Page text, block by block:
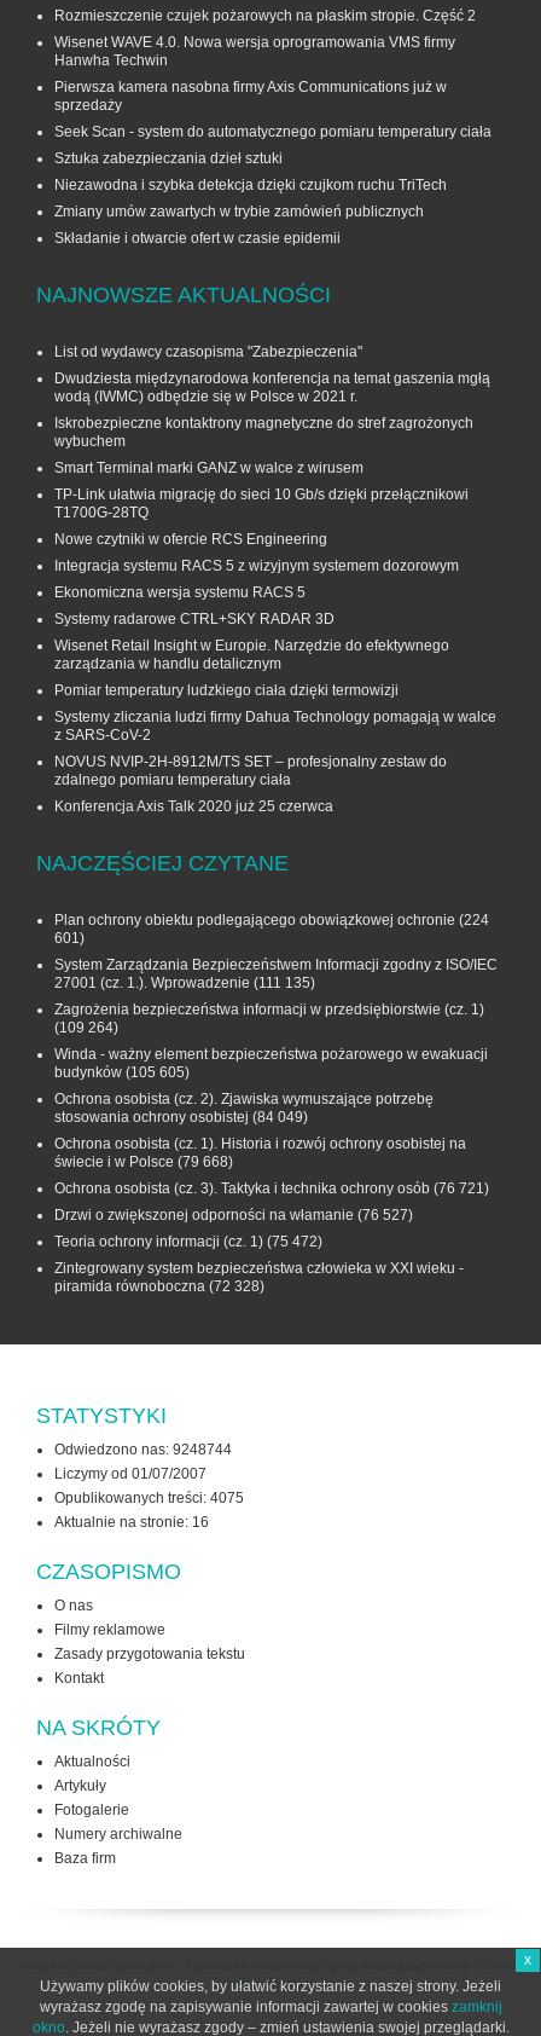
Rozmieszczenie czujek pożarowych na płaskim stropie. Część 2
Wisenet WAVE 4.0. Nowa wersja oprogramowania VMS firmy
Hanwha Techwin
Pierwsza kamera nasobna firmy Axis Communications już w
sprzedaży
Seek Scan - system do automatycznego pomiaru temperatury ciała
Sztuka zabezpieczania dzieł sztuki
Niezawodna i szybka detekcja dzięki czujkom ruchu TriTech
Zmiany umów zawartych w trybie zamówień publicznych
Składanie i otwarcie ofert w czasie epidemii
NAJNOWSZE AKTUALNOŚCI
List od wydawcy czasopisma "Zabezpieczenia"
Dwudziesta międzynarodowa konferencja na temat gaszenia mgłą
wodą (IWMC) odbędzie się w Polsce w 2021 r.
Iskrobezpieczne kontaktrony magnetyczne do stref zagrożonych
wybuchem
Smart Terminal marki GANZ w walce z wirusem
TP-Link ułatwia migrację do sieci 10 Gb/s dzięki przełącznikowi
T1700G‑28TQ
Nowe czytniki w ofercie RCS Engineering
Integracja systemu RACS 5 z wizyjnym systemem dozorowym
Ekonomiczna wersja systemu RACS 5
Systemy radarowe CTRL+SKY RADAR 3D
Wisenet Retail Insight w Europie. Narzędzie do efektywnego
zarządzania w handlu detalicznym
Pomiar temperatury ludzkiego ciała dzięki termowizji
Systemy zliczania ludzi firmy Dahua Technology pomagają w walce
z SARS-CoV-2
NOVUS NVIP-2H-8912M/TS SET – profesjonalny zestaw do
zdalnego pomiaru temperatury ciała
Konferencja Axis Talk 2020 już 25 czerwca
NAJCZĘŚCIEJ CZYTANE
Plan ochrony obiektu podlegającego obowiązkowej ochronie (224
601)
System Zarządzania Bezpieczeństwem Informacji zgodny z ISO/IEC
27001 (cz. 1.). Wprowadzenie (111 135)
Zagrożenia bezpieczeństwa informacji w przedsiębiorstwie (cz. 1)
(109 264)
Winda - ważny element bezpieczeństwa pożarowego w ewakuacji
budynków (105 605)
Ochrona osobista (cz. 2). Zjawiska wymuszające potrzebę
stosowania ochrony osobistej (84 049)
Ochrona osobista (cz. 1). Historia i rozwój ochrony osobistej na
świecie i w Polsce (79 668)
Ochrona osobista (cz. 3). Taktyka i technika ochrony osób (76 721)
Drzwi o zwiększonej odporności na włamanie (76 527)
Teoria ochrony informacji (cz. 1) (75 472)
Zintegrowany system bezpieczeństwa człowieka w XXI wieku -
piramida równoboczna (72 328)
STATYSTYKI
Odwiedzono nas: 9248744
Liczymy od 01/07/2007
Opublikowanych treści: 4075
Aktualnie na stronie: 16
CZASOPISMO
O nas
Filmy reklamowe
Zasady przygotowania tekstu
Kontakt
NA SKRÓTY
Aktualności
Artykuły
Fotogalerie
Numery archiwalne
Baza firm
użytkowania strony
x
Używamy plików cookies, by ułatwić korzystanie z naszej strony. Jeżeli
wyrażasz zgodę na zapisywanie informacji zawartej w cookies zamknij
okno. Jeżeli nie wyrażasz zgody – zmień ustawienia swojej przeglądarki.